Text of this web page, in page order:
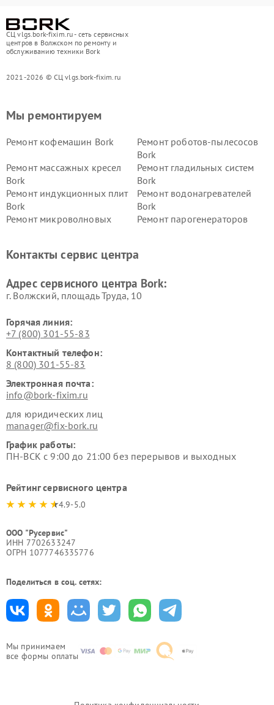
СЦ vlgs.bork-fixim.ru - сеть сервисных
центров в Волжском по ремонту и
обслуживанию техники Bork
2021-2026 © СЦ vlgs.bork-fixim.ru
Мы принимаем
все формы оплаты
Мы ремонтируем
Ремонт кофемашин Bork
Ремонт роботов-пылесосов
Bork
Ремонт массажных кресел
Bork
Ремонт гладильных систем
Bork
Ремонт индукционных плит
Bork
Ремонт водонагревателей
Bork
Ремонт микроволновых
Ремонт парогенераторов
воздуха Bork
Bork
Bork
Контакты сервис центра
Адрес сервисного центра Bork:
г. Волжский, площадь Труда, 10
Горячая линия:
+7 (800) 301-55-83
Контактный телефон:
8 (800) 301-55-83
Электронная почта:
info@bork-fixim.ru
для юридических лиц
manager@fix-bork.ru
График работы:
ПН-ВСК с 9:00 до 21:00 без перерывов и выходных
Рейтинг сервисного центра
4.9-5.0
ООО "Русервис"
ИНН 7702633247
ОГРН 1077746335776
Поделиться в соц. сетях: